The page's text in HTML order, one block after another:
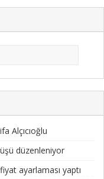
Alçıcıoğlu
düzenleniyor
ayarlaması yaptı